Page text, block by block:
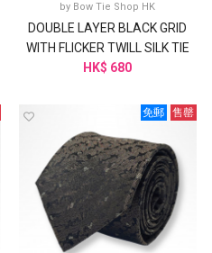
by Bow Tie Shop HK
DOUBLE LAYER BLACK GRID
WITH FLICKER TWILL SILK TIE
HK$ 680
免郵 售罄